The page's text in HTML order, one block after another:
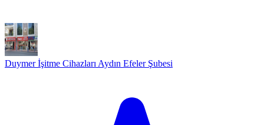
Duymer İşitme Cihazları Aydın Efeler Şubesi